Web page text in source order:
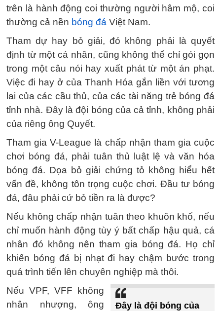
trên là hành động coi thường người hâm mộ, coi
thường cả nền bóng đá Việt Nam.
Tham dự hay bỏ giải, đó không phải là quyết
định từ một cá nhân, cũng không thể chỉ gói gọn
trong một câu nói hay xuất phát từ một án phạt.
Việc đi hay ở của Thanh Hóa gắn liền với tương
lai của các cầu thủ, của các tài năng trẻ bóng đá
tỉnh nhà. Đây là đội bóng của cả tỉnh, không phải
của riêng ông Quyết.
Tham gia V-League là chấp nhận tham gia cuộc
chơi bóng đá, phải tuân thủ luật lệ và văn hóa
bóng đá. Dọa bỏ giải chứng tỏ không hiểu hết
vấn đề, không tôn trọng cuộc chơi. Đầu tư bóng
đá, đâu phải cứ bỏ tiền ra là được?
Nếu không chấp nhận tuân theo khuôn khổ, nếu
chỉ muốn hành động tùy ý bất chấp hậu quả, cá
nhân đó không nên tham gia bóng đá. Họ chỉ
khiến bóng đá bị nhạt đi hay chậm bước trong
quá trình tiến lên chuyên nghiệp mà thôi.
Đây là đội bóng của
Nếu VPF, VFF không
nhân nhượng, ông